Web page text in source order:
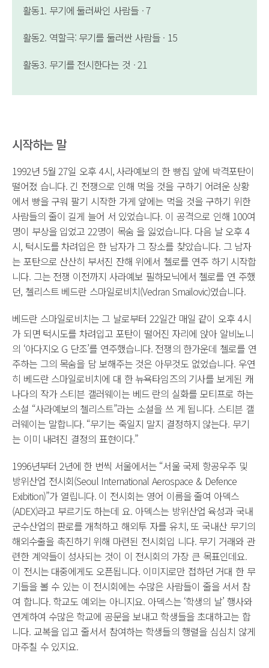
활동1. 무기에 둘러싸인 사람들 · 7
활동2. 역할극: 무기를 둘러싼 사람들 · 15
활동3. 무기를 전시한다는 것 · 21
시작하는 말
1992년 5월 27일 오후 4시, 사라예보의 한 빵집 앞에 박격포탄이
떨어졌 습니다. 긴 전쟁으로 인해 먹을 것을 구하기 어려운 상황
에서 빵을 구워 팔기 시작한 가게 앞에는 먹을 것을 구하기 위한
사람들의 줄이 길게 늘어 서 있었습니다. 이 공격으로 인해 100여
명이 부상을 입었고 22명이 목숨 을 잃었습니다. 다음 날 오후 4
시, 턱시도를 차려입은 한 남자가 그 장소를 찾았습니다. 그 남자
는 포탄으로 산산히 부서진 잔해 위에서 첼로를 연주 하기 시작합
니다. 그는 전쟁 이전까지 사라예보 필하모닉에서 첼로를 연 주했
던, 첼리스트 베드란 스마일로비치(Vedran Smailovic)였습니다.
베드란 스마일로비치는 그 날로부터 22일간 매일 같이 오후 4시
가 되면 턱시도를 차려입고 포탄이 떨어진 자리에 앉아 알비노니
의 ‘아다지오 G 단조’를 연주했습니다. 전쟁의 한가운데 첼로를 연
주하는 그의 목숨을 담 보해주는 것은 아무것도 없었습니다. 우연
히 베드란 스마일로비치에 대 한 뉴욕타임즈의 기사를 보게된 캐
나다의 작가 스티븐 갤러웨이는 베드 란의 실화를 모티프로 하는
소설 “사라예보의 첼리스트”라는 소설을 쓰 게 됩니다. 스티븐 갤
러웨이는 말합니다. “무기는 죽일지 말지 결정하지 않는다. 무기
는 이미 내려진 결정의 표현이다.”
1996년부터 2년에 한 번씩 서울에서는 “서울 국제 항공우주 및
방위산업 전시회(Seoul International Aerospace & Defence
Exibition)”가 열립니다. 이 전시회는 영어 이름을 줄여 아덱스
(ADEX)라고 부르기도 하는데 요. 아덱스는 방위산업 육성과 국내
군수산업의 판로를 개척하고 해외투 자를 유치, 또 국내산 무기의
해외수출을 촉진하기 위해 마련된 전시회입 니다. 무기 거래와 관
련한 계약들이 성사되는 것이 이 전시회의 가장 큰 목표인데요.
이 전시는 대중에게도 오픈됩니다. 이미지로만 접하던 거대 한 무
기들을 볼 수 있는 이 전시회에는 수많은 사람들이 줄을 서서 참
여 합니다. 학교도 예외는 아니지요. 아덱스는 ‘학생의 날’ 행사와
연계하여 수많은 학교에 공문을 보내고 학생들을 초대하고는 합
니다. 교복을 입고 줄서서 참여하는 학생들의 행렬을 심심치 않게
마주칠 수 있지요.